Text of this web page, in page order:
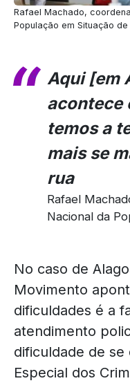
Rafael Machado,
População em Situação
Aqui [em
acontece
temos a
mais se
rua
Rafael
Nacional da
No caso de
Movimento
dificuldades é a
atendimento
dificuldade de se
Especial dos